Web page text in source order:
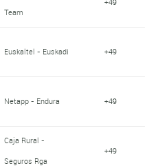
Team
Euskaltel - Euskadi +49
Netapp - Endura +49
Caja Rural -
Seguros Rga
+49